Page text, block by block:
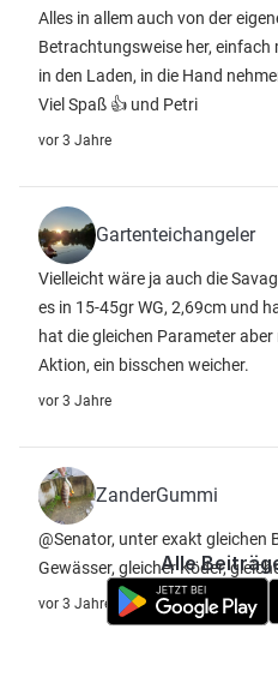
Alles in allem auch von der
Betrachtungsweise her, einfach
in den Laden, in die Hand
Viel Spaß 👍 und Petri
vor 3 Jahre
Gartenteichangeler
Vielleicht wäre ja auch die
es in 15-45gr WG, 2,69cm und
hat die gleichen Parameter
Aktion, ein bisschen weicher.
vor 3 Jahre
ZanderGummi
@Senator, unter exakt gleichen
Gewässer, gleicher Köder,
vor 3 Jahre
Alle